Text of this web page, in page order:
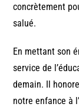
concrètement
salué.
En mettant son
service de
demain. Il
notre enfance à